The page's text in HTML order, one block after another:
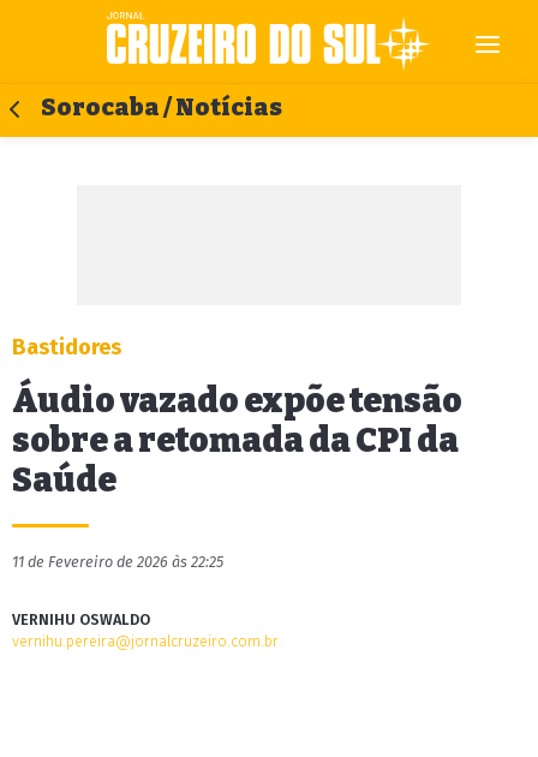
Sorocaba / Notícias
Bastidores
Áudio vazado expõe tensão
sobre a retomada da CPI da
Saúde
11 de Fevereiro de 2026 às 22:25
VERNIHU OSWALDO
vernihu.pereira@jornalcruzeiro.com.br